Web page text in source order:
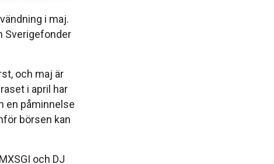
i maj.
Sverigefonder
och maj är
i april har
en påminnelse
börsen kan
och DJ